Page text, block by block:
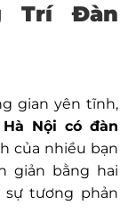
Trí Đàn
gian yên tĩnh,
Nội có đàn
của nhiều bạn
giản bằng hai
sự tương phản